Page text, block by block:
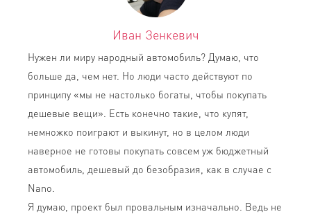
Иван Зенкевич
Нужен ли миру народный автомобиль? Думаю, что
больше да, чем нет. Но люди часто действуют по
принципу «мы не настолько богаты, чтобы покупать
дешевые вещи». Есть конечно такие, что купят,
немножко поиграют и выкинут, но в целом люди
наверное не готовы покупать совсем уж бюджетный
автомобиль, дешевый до безобразия, как в случае с
Nano.
Я думаю, проект был провальным изначально. Ведь не